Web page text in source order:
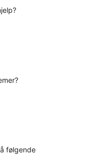
følgende